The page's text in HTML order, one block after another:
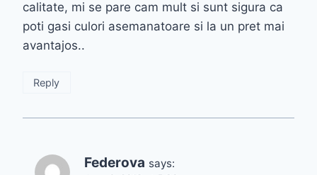
calitate, mi se pare cam mult si sunt sigura ca
poti gasi culori asemanatoare si la un pret mai
avantajos..
Reply
Federova says: